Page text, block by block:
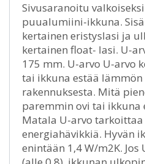
Sivusaranoitu
puualumiini-ikkuna.
kertainen eristyslasi ja
kertainen float- lasi. U-
175 mm. U-arvo U-arvo
tai ikkuna estää
rakennuksesta. Mitä
paremmin ovi tai ikkuna
Matala U-arvo
energiahävikkiä. Hyvän
enintään 1,4 W/m2K.